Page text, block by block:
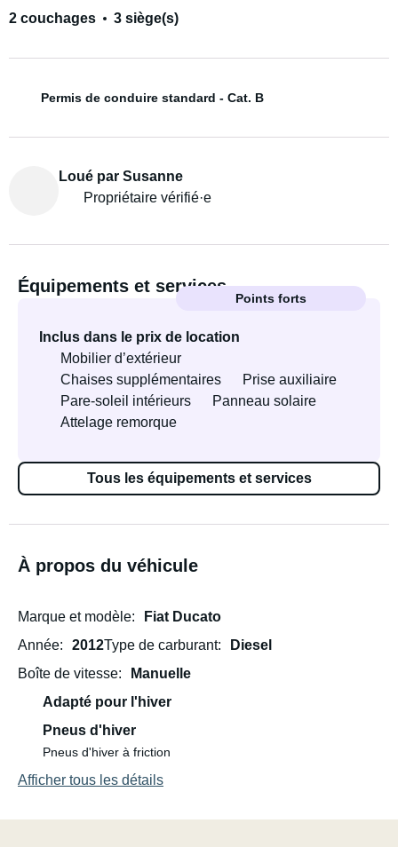
2 couchages 3 siège(s)
Permis de conduire standard - Cat. B
Loué par Susanne
Propriétaire vérifié·e
Équipements et services
Points forts
Inclus dans le prix de location
Mobilier d’extérieur
Chaises supplémentaires
Prise auxiliaire
Pare-soleil intérieurs
Panneau solaire
Attelage remorque
Tous les équipements et services
À propos du véhicule
Marque et modèle
Fiat Ducato
Année
2012Type de carburant
Diesel
Boîte de vitesse
Manuelle
Adapté pour l'hiver
Pneus d'hiver
Pneus d'hiver à friction
Afficher tous les détails